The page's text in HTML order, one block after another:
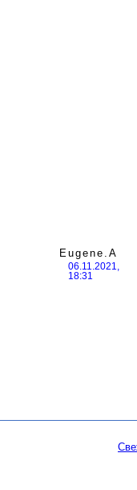
Eugene.A
06.11.2021,
18:31